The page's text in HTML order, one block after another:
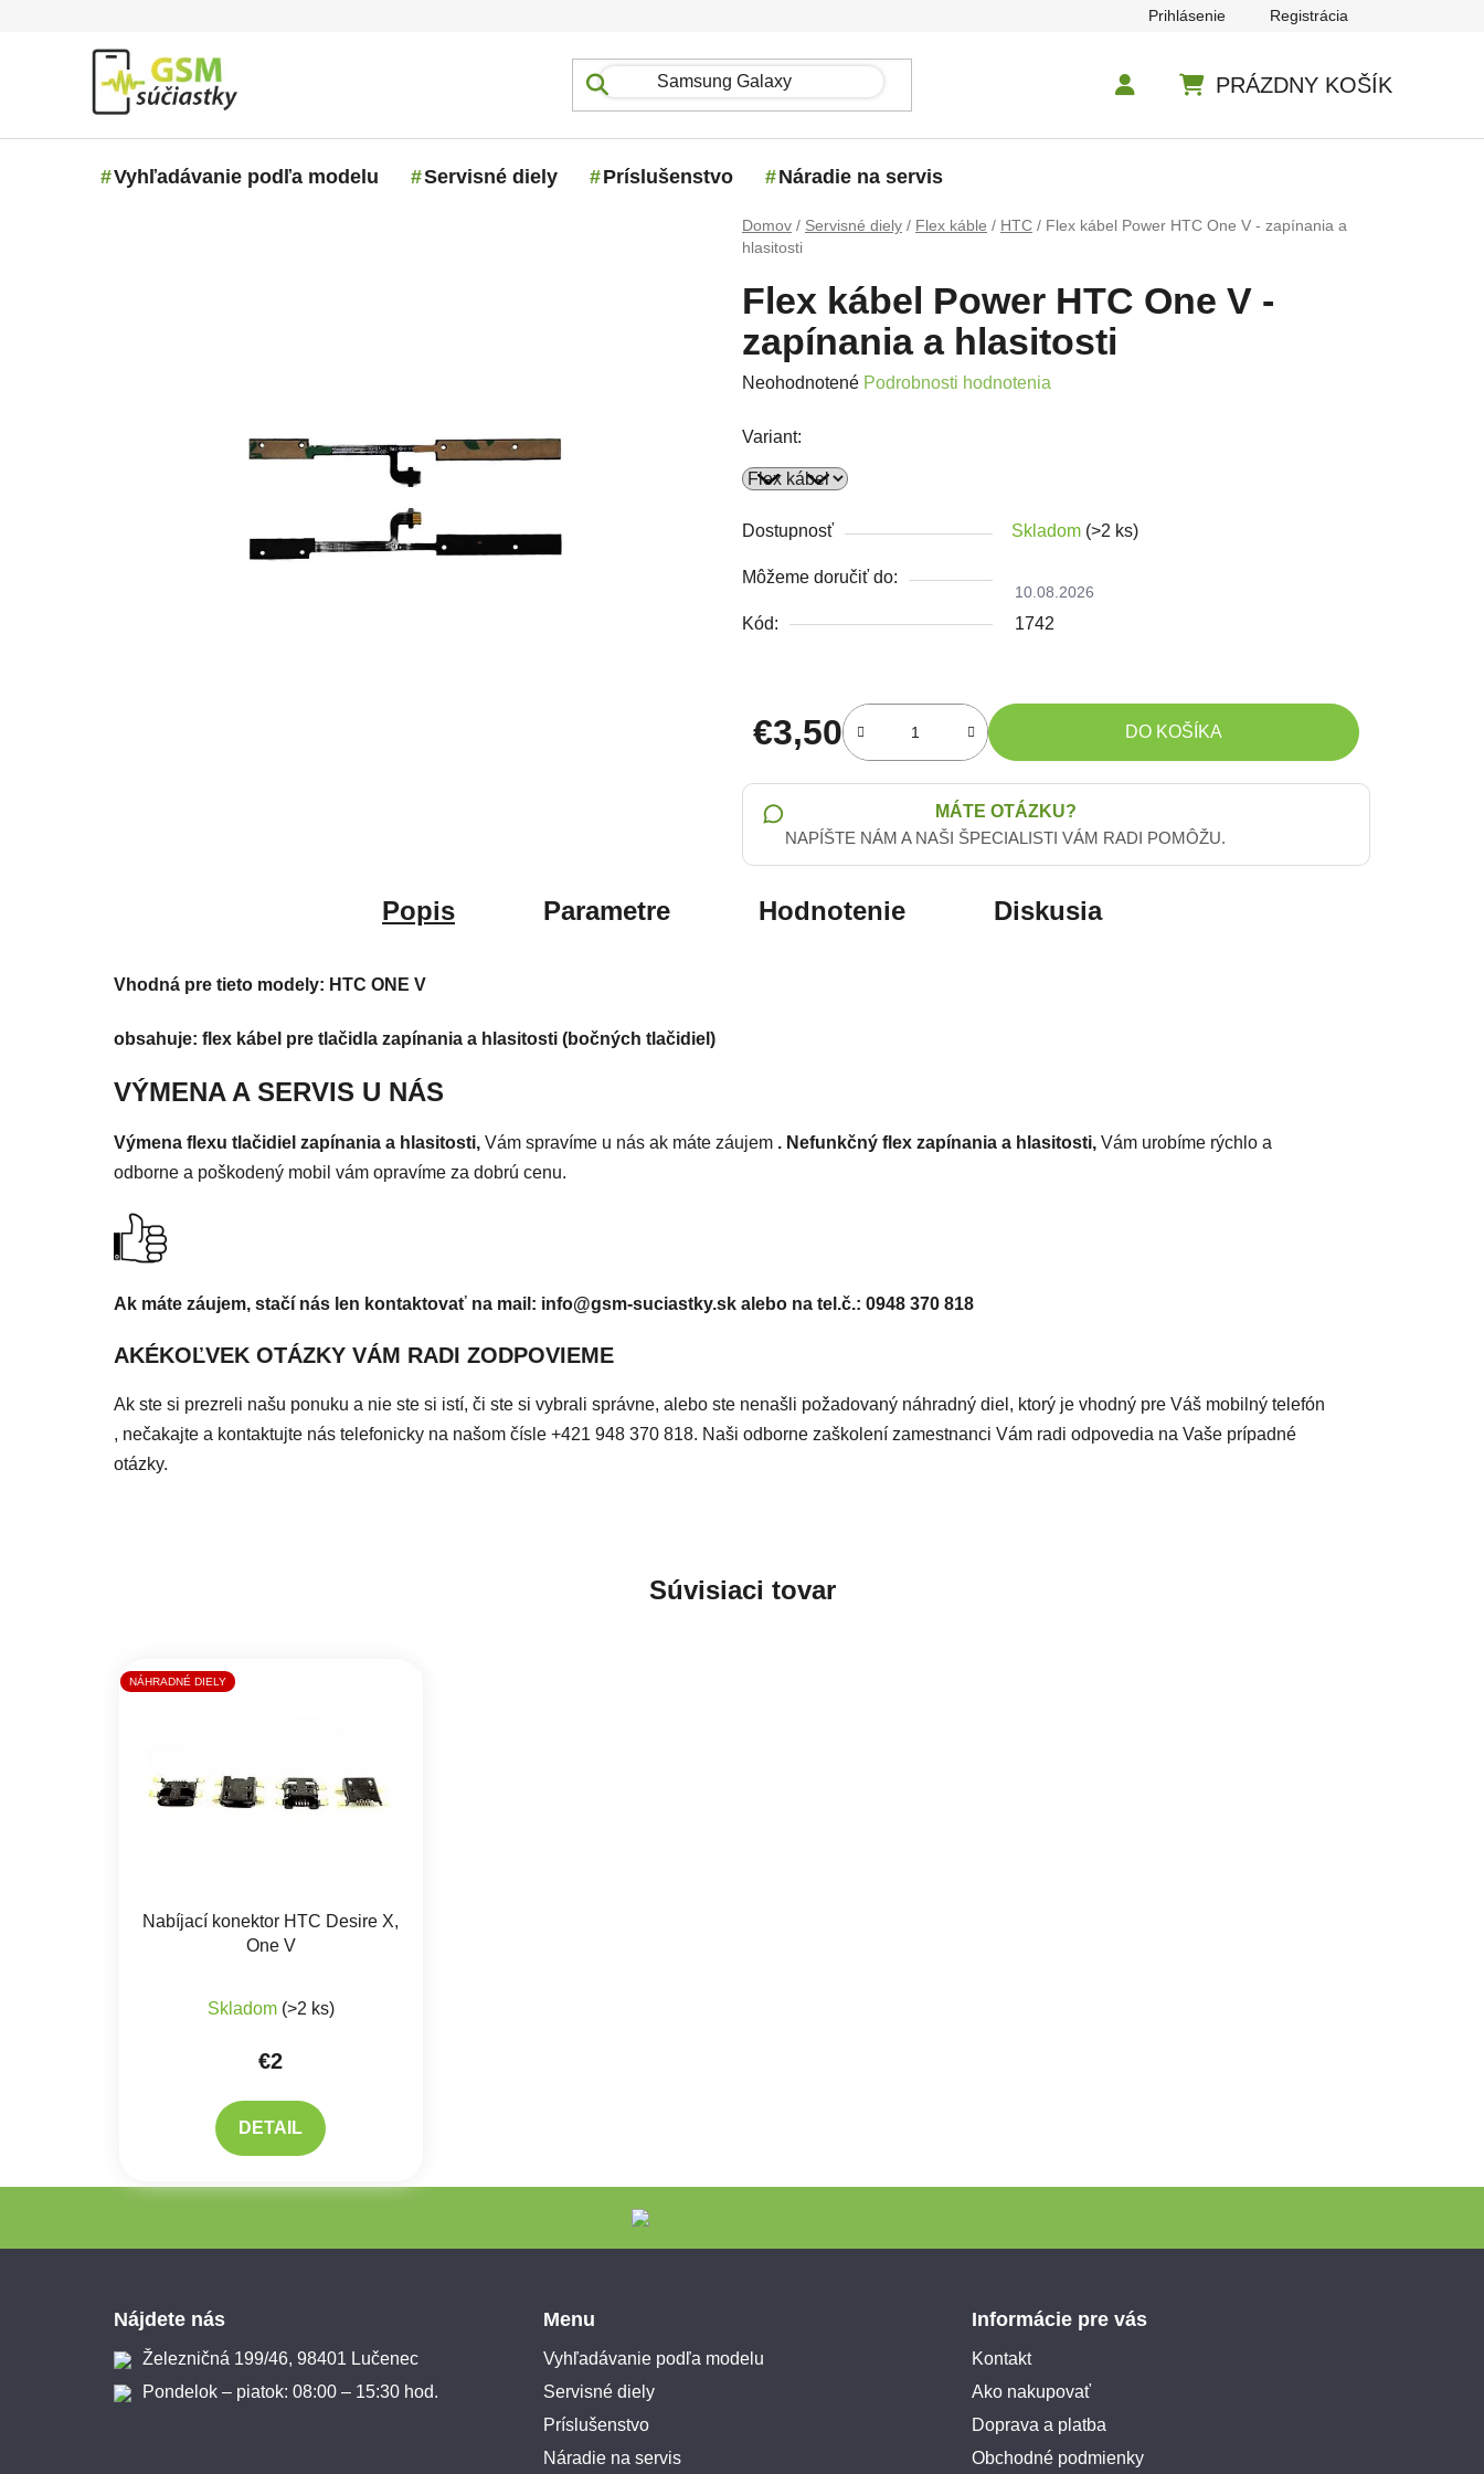
Prihlásenie Registrácia
PRÁZDNY KOŠÍK
Vyhľadávanie podľa modelu Servisné diely Príslušenstvo Náradie na servis
Domov / Servisné diely / Flex káble / HTC / Flex kábel Power HTC One V - zapínania a
hlasitosti
Flex kábel Power HTC One V -
zapínania a hlasitosti
Priemerné hodnotenie produktu je 0,0 z 5 hviezdičiek.
Neohodnotené Podrobnosti hodnotenia
Variant:
Dostupnosť Skladom (>2 ks)
Môžeme doručiť do:
10.08.2026
Kód: 1742
€3,50
Jednotková cena:
DO KOŠÍKA
MÁTE OTÁZKU?
NAPÍŠTE NÁM A NAŠI ŠPECIALISTI VÁM RADI POMÔŽU.
Popis Parametre Hodnotenie Diskusia
Vhodná pre tieto modely: HTC ONE V
obsahuje: flex kábel pre tlačidla zapínania a hlasitosti (bočných tlačidiel)
VÝMENA A SERVIS U NÁS
Výmena flexu tlačidiel zapínania a hlasitosti, Vám spravíme u nás ak máte záujem . Nefunkčný flex zapínania a hlasitosti, Vám urobíme rýchlo a
odborne a poškodený mobil vám opravíme za dobrú cenu.
Ak máte záujem, stačí nás len kontaktovať na mail: info@gsm-suciastky.sk alebo na tel.č.: 0948 370 818
AKÉKOĽVEK OTÁZKY VÁM RADI ZODPOVIEME
Ak ste si prezreli našu ponuku a nie ste si istí, či ste si vybrali správne, alebo ste nenašli požadovaný náhradný diel, ktorý je vhodný pre Váš mobilný telefón
, nečakajte a kontaktujte nás telefonicky na našom čísle +421 948 370 818. Naši odborne zaškolení zamestnanci Vám radi odpovedia na Vaše prípadné
otázky.
Súvisiaci tovar
NÁHRADNÉ DIELY
Nabíjací konektor HTC Desire X,
One V
Skladom (>2 ks)
€2
DETAIL
Nájdete nás
Železničná 199/46, 98401 Lučenec
Pondelok – piatok: 08:00 – 15:30 hod.
Menu
Vyhľadávanie podľa modelu
Servisné diely
Príslušenstvo
Náradie na servis
Informácie pre vás
Kontakt
Ako nakupovať
Doprava a platba
Obchodné podmienky